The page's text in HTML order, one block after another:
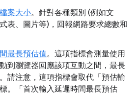
案大小。針對各種類別 (例如文
表、圖片等)，回報網路要求總數和
最長預估值。這項指標會測量使用
到瀏覽器回應該項互動之間，最長
請注意，這項指標會取代「預估輸
。「首次輸入延遲時間最長預估